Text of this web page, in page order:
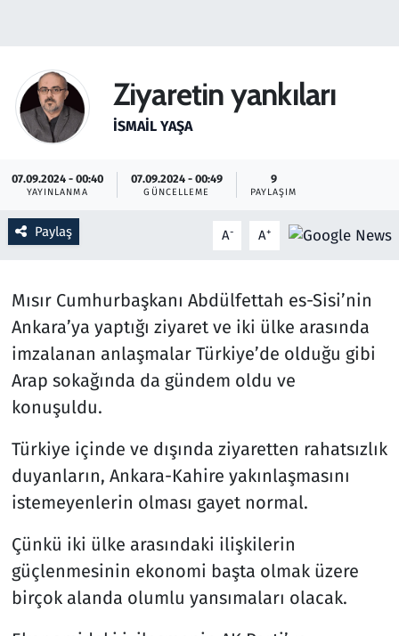
Ziyaretin yankıları
İSMAIL YAŞA
07.09.2024 - 00:40
YAYINLANMA
07.09.2024 - 00:49
GÜNCELLEME
9
PAYLAŞIM
Paylaş A- A+
Mısır Cumhurbaşkanı Abdülfettah es-Sisi’nin
Ankara’ya yaptığı ziyaret ve iki ülke arasında
imzalanan anlaşmalar Türkiye’de olduğu gibi
Arap sokağında da gündem oldu ve
konuşuldu.
Türkiye içinde ve dışında ziyaretten rahatsızlık
duyanların, Ankara-Kahire yakınlaşmasını
istemeyenlerin olması gayet normal.
Çünkü iki ülke arasındaki ilişkilerin
güçlenmesinin ekonomi başta olmak üzere
birçok alanda olumlu yansımaları olacak.
Haber
Kültür Sanat
Kurumsal Haberler
Otomobil
Oyun
Ramazan
Resmi İlanlar
Rüya Tabirleri
Savunma Sanayi